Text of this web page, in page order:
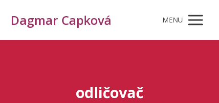
Dagmar Capková MENU
odličovač